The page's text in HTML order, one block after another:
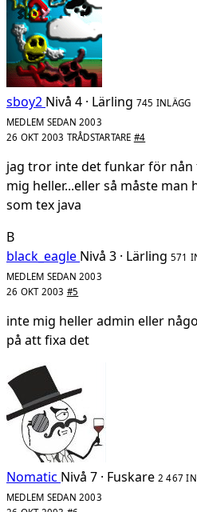
sboy2 Nivå 4 · Lärling 745 INLÄGG
MEDLEM SEDAN 2003
26 OKT 2003 TRÅDSTARTARE #4
jag tror inte det funkar för
mig heller...eller så måste
som tex java
B
black_eagle Nivå 3 · Lärling 571
MEDLEM SEDAN 2003
26 OKT 2003 #5
inte mig heller admin eller
på att fixa det
Nomatic Nivå 7 · Fuskare 2 467
MEDLEM SEDAN 2003